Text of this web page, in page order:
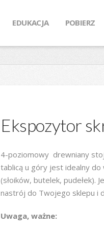
EDUKACJA POBIERZ
Ekspozytor
4-poziomowy drewniany
tablicą u góry jest idealny
(słoików, butelek, pudełek).
nastrój do Twojego sklepu i
Uwaga, ważne: